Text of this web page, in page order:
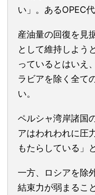
い」。あるOPEC
産油量の回復を見
として維持しよう
っているとはいえ
ラビアを除く全て
い。
ペルシャ湾岸諸国
アはわれわれに圧
もたらしている」
一方、ロシアを除
結束力が弱まるこ